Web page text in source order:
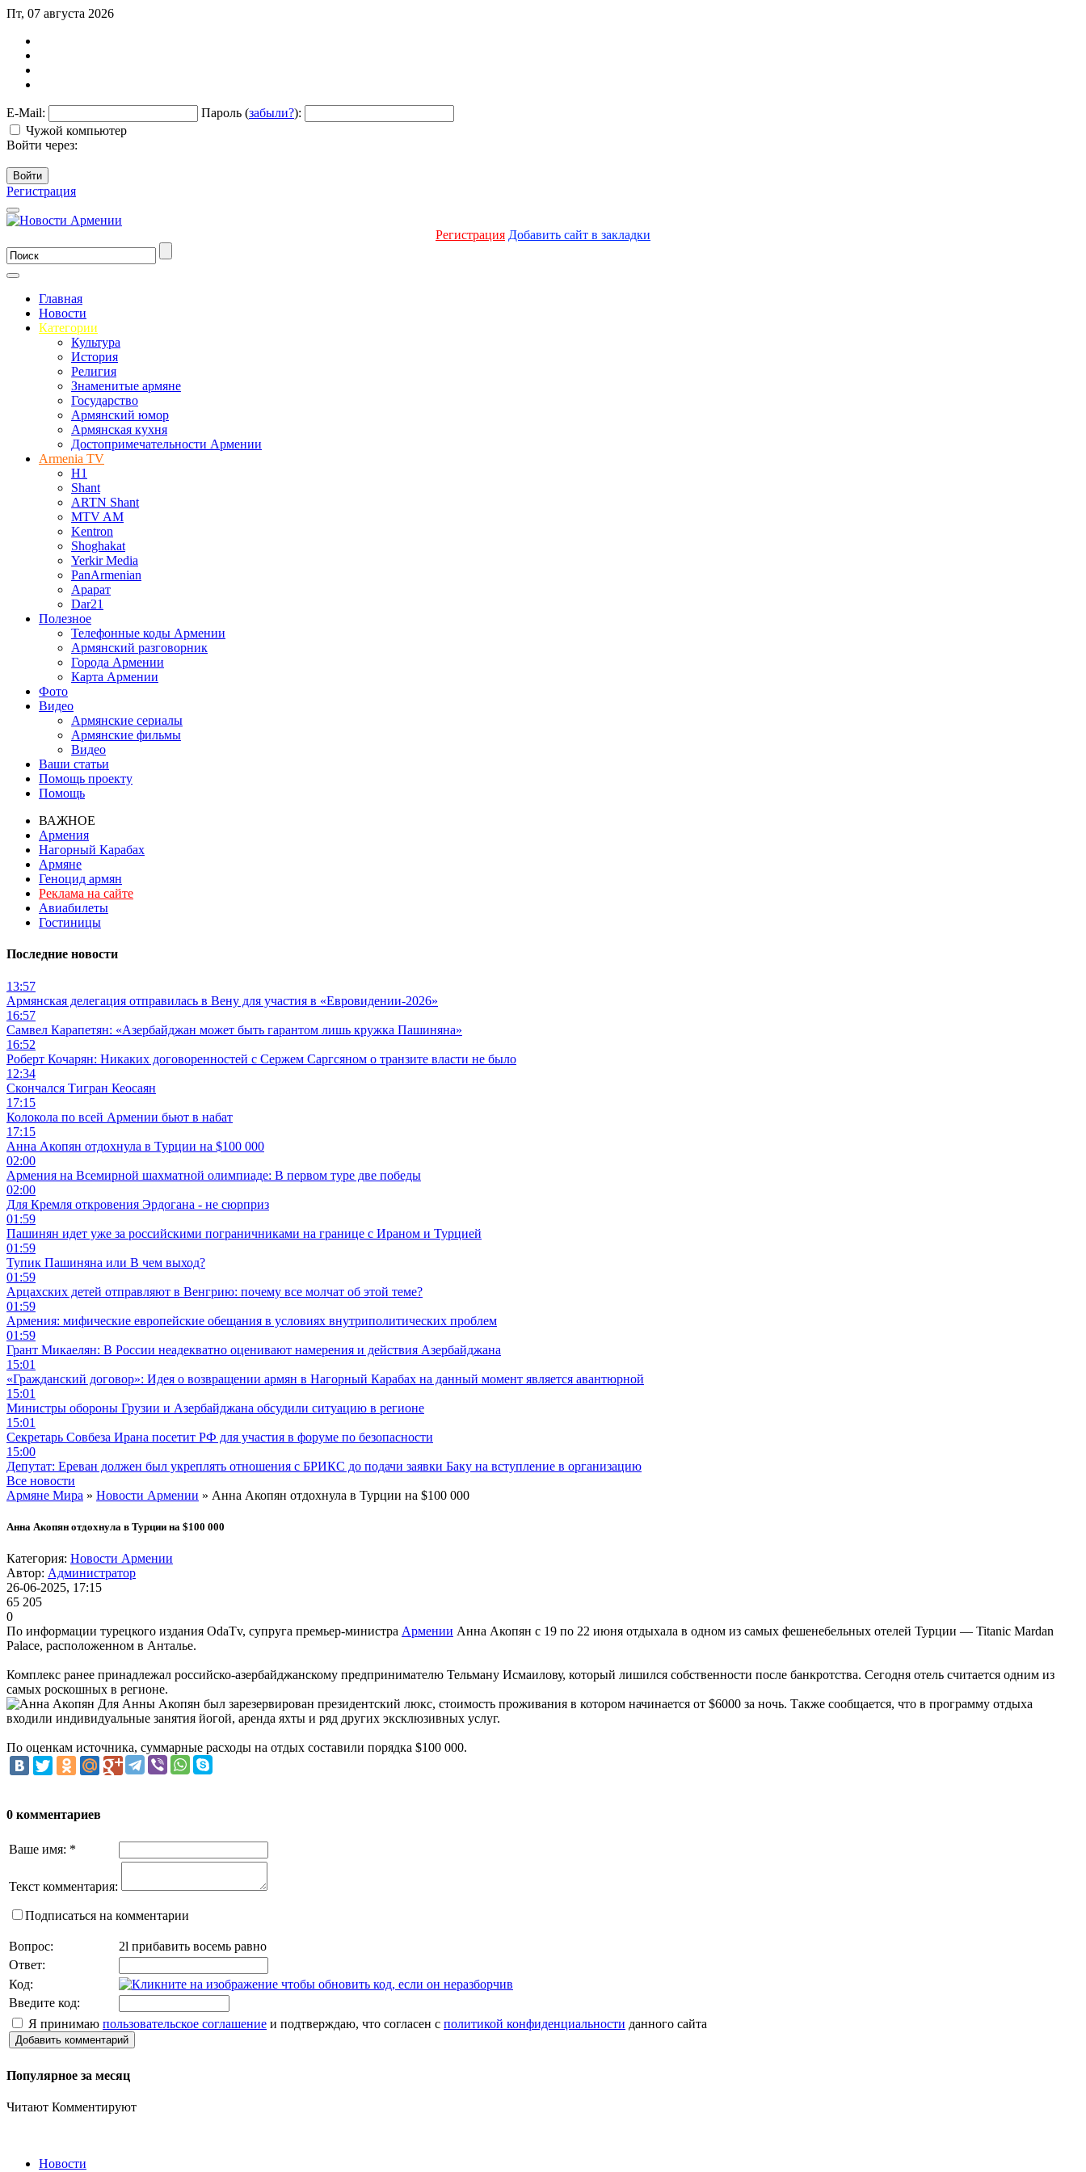
Пт, 07 августа 2026
E-Mail: Пароль (забыли?):
Чужой компьютер
Войти через:
Войти
Регистрация
Регистрация Добавить сайт в закладки
Главная
Новости
Категории
Культура
История
Религия
Знаменитые армяне
Государство
Армянский юмор
Армянская кухня
Достопримечательности Армении
Armenia TV
H1
Shant
ARTN Shant
MTV AM
Kentron
Shoghakat
Yerkir Media
PanArmenian
Арарат
Dar21
Полезное
Телефонные коды Армении
Армянский разговорник
Города Армении
Карта Армении
Фото
Видео
Армянские сериалы
Армянские фильмы
Видео
Ваши статьи
Помощь проекту
Помощь
ВАЖНОЕ
Армения
Нагорный Карабах
Армяне
Геноцид армян
Реклама на сайте
Авиабилеты
Гостиницы
Последние новости
13:57
Армянская делегация отправилась в Вену для участия в «Евровидении-2026»
16:57
Самвел Карапетян: «Азербайджан может быть гарантом лишь кружка Пашиняна»
16:52
Роберт Кочарян: Никаких договоренностей с Сержем Саргсяном о транзите власти не было
12:34
Скончался Тигран Кеосаян
17:15
Колокола по всей Армении бьют в набат
17:15
Анна Акопян отдохнула в Турции на $100 000
02:00
Армения на Всемирной шахматной олимпиаде: В первом туре две победы
02:00
Для Кремля откровения Эрдогана - не сюрприз
01:59
Пашинян идет уже за российскими пограничниками на границе с Ираном и Турцией
01:59
Тупик Пашиняна или В чем выход?
01:59
Арцахских детей отправляют в Венгрию: почему все молчат об этой теме?
01:59
Армения: мифические европейские обещания в условиях внутриполитических проблем
01:59
Грант Микаелян: В России неадекватно оценивают намерения и действия Азербайджана
15:01
«Гражданский договор»: Идея о возвращении армян в Нагорный Карабах на данный момент является авантюрной
15:01
Министры обороны Грузии и Азербайджана обсудили ситуацию в регионе
15:01
Секретарь Совбеза Ирана посетит РФ для участия в форуме по безопасности
15:00
Депутат: Ереван должен был укреплять отношения с БРИКС до подачи заявки Баку на вступление в организацию
Все новости
Армяне Мира » Новости Армении » Анна Акопян отдохнула в Турции на $100 000
Анна Акопян отдохнула в Турции на $100 000
Категория: Новости Армении
Автор: Администратор
26-06-2025, 17:15
65 205
0
По информации турецкого издания OdaTv, супруга премьер-министра Армении Анна Акопян с 19 по 22 июня отдыхала в одном из самых фешенебельных отелей Турции — Titanic Mardan
Palace, расположенном в Анталье.
Комплекс ранее принадлежал российско-азербайджанскому предпринимателю Тельману Исмаилову, который лишился собственности после банкротства. Сегодня отель считается одним из
самых роскошных в регионе.
Для Анны Акопян был зарезервирован президентский люкс, стоимость проживания в котором начинается от $6000 за ночь. Также сообщается, что в программу отдыха
входили индивидуальные занятия йогой, аренда яхты и ряд других эксклюзивных услуг.
По оценкам источника, суммарные расходы на отдых составили порядка $100 000.
0 комментариев
Ваше имя: *
Текст комментария:
Подписаться на комментарии
Вопрос:
2l прибавить восемь равно
Ответ:
Код:
Введите код:
Я принимаю пользовательское соглашение и подтверждаю, что согласен с политикой конфиденциальности данного сайта
Добавить комментарий
Популярное за месяц
Читают Комментируют
Новости